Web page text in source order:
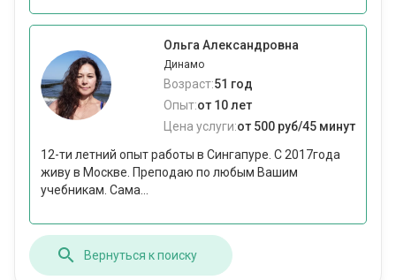
Ольга Александровна
Динамо
Возраст:51 год
Опыт:от 10 лет
Цена услуги:от 500 руб/45 минут
12-ти летний опыт работы в Сингапуре. С 2017года
живу в Москве. Преподаю по любым Вашим
учебникам. Сама...
Вернуться к поиску